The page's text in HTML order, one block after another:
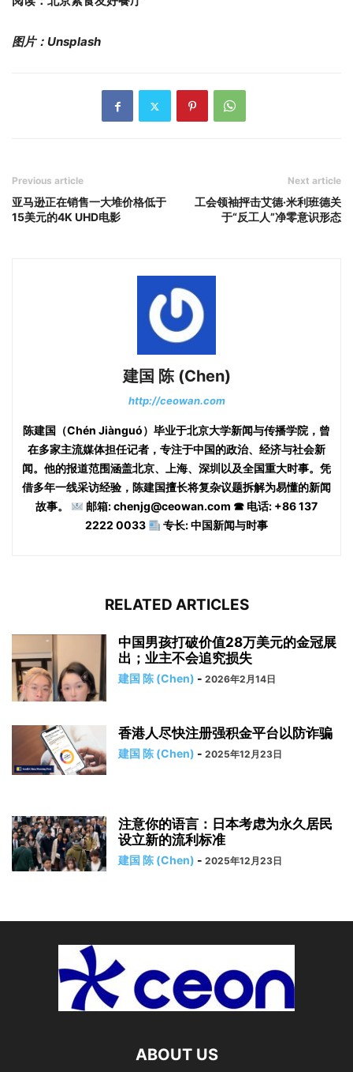
图片：Unsplash
Previous article
亚马逊正在销售一大堆价格低于
15美元的4K UHD电影
Next article
工会领袖抨击艾德·米利班德关
于“反工人”净零意识形态
建国 陈 (Chen)
http://ceowan.com
陈建国（Chén Jiànguó）毕业于北京大学新闻与传播学院，曾
在多家主流媒体担任记者，专注于中国的政治、经济与社会新
闻。他的报道范围涵盖北京、上海、深圳以及全国重大时事。凭
借多年一线采访经验，陈建国擅长将复杂议题拆解为易懂的新闻
故事。
邮箱: chenjg@ceowan.com ☎ 电话: +86 137
2222 0033
专长: 中国新闻与时事
RELATED ARTICLES
中国男孩打破价值28万美元的金冠展
出；业主不会追究损失
建国 陈 (Chen) - 2026年2月14日
香港人尽快注册强积金平台以防诈骗
建国 陈 (Chen) - 2025年12月23日
注意你的语言：日本考虑为永久居民
设立新的流利标准
建国 陈 (Chen) - 2025年12月23日
ABOUT US